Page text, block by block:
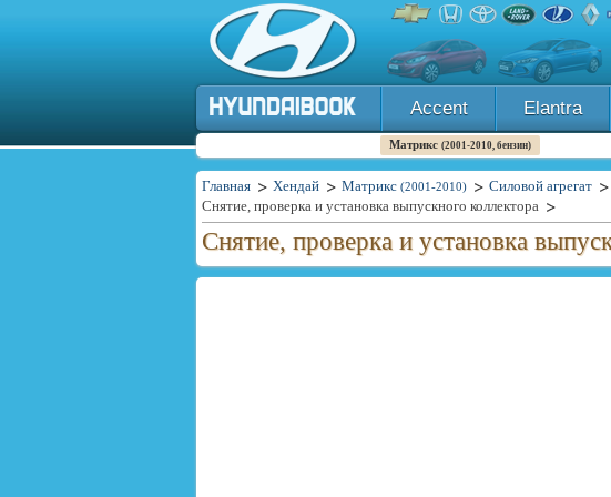
Accent Elantra
Матрикс (2001-2010, бензин)
Главная Хендай Матрикс (2001-2010) Силовой агрегат
Снятие, проверка и установка выпускного коллектора
Снятие, проверка и установка